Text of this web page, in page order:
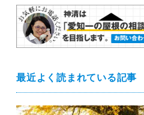
最近よく読まれている記事